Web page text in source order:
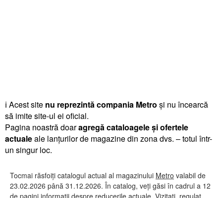
ℹ️ Acest site nu reprezintă compania Metro și nu încearcă
să imite site-ul ei oficial.
Pagina noastră doaragregă cataloagele și ofertele
actualeale lanțurilor de magazine din zona dvs. – totul într-
un singur loc.
Tocmai răsfoiți catalogul actual al magazinului Metro valabil de
23.02.2026 până 31.12.2026. În catalog, veți găsi în cadrul a 12
de pagini informații despre reducerile actuale. Vizitați, regulat,